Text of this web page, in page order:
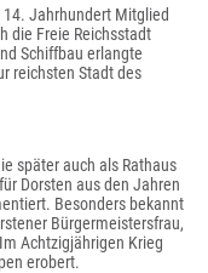
Jahrhundert Mitglied
die Freie Reichsstadt
Schiffbau erlangte
reichsten Stadt des
später auch als Rathaus
Dorsten aus den Jahren
Besonders bekannt
Bürgermeistersfrau,
Achtzigjährigen Krieg
erobert.